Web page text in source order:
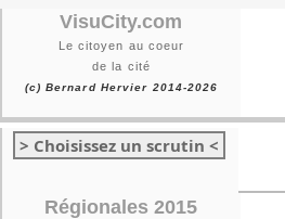
VisuCity.com
Le citoyen au coeur
de la cité
(c) Bernard Hervier 2014-2026
> Choisissez un scrutin <
Régionales 2015